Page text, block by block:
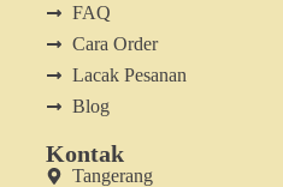
FAQ
Cara Order
Lacak Pesanan
Blog
Kontak
Tangerang